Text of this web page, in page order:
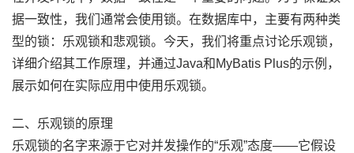
据一致性，我们通常会使用锁。在数据库中，主要有两种类
型的锁：乐观锁和悲观锁。今天，我们将重点讨论乐观锁，
详细介绍其工作原理，并通过Java和MyBatis Plus的示例，
展示如何在实际应用中使用乐观锁。
二、乐观锁的原理
乐观锁的名字来源于它对并发操作的“乐观”态度——它假设